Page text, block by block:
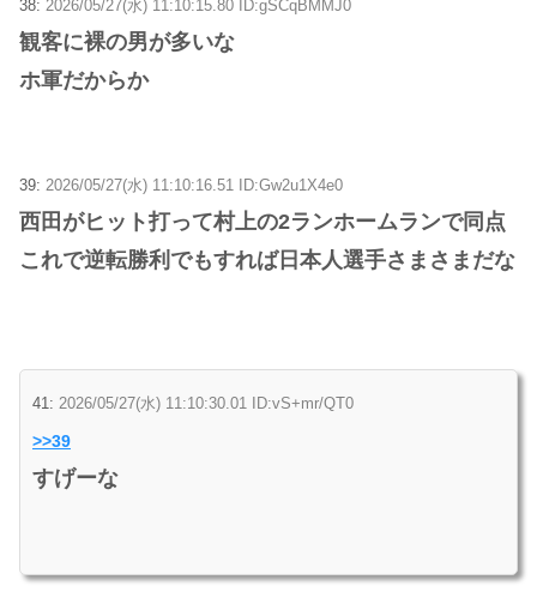
38: 2026/05/27(水) 11:10:15.80 ID:gSCqBMMJ0
観客に裸の男が多いな
ホ軍だからか
39: 2026/05/27(水) 11:10:16.51 ID:Gw2u1X4e0
西田がヒット打って村上の2ランホームランで同点
これで逆転勝利でもすれば日本人選手さまさまだな
41: 2026/05/27(水) 11:10:30.01 ID:vS+mr/QT0
>>39
すげーな